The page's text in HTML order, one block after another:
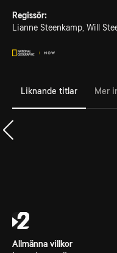
Regissör:
Lianne Steenkamp, Will
Liknande titlar Mer
Allmänna villkor